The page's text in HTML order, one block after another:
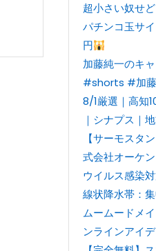
超小さい奴せ
パチンコ玉サ
円
加藤純一のキ
#shorts #加
8/1厳選｜高知
｜シナプス｜
【サーモスタ
式会社オーケ
ウイルス感染
線状降水帯：
ムームードメ
ンラインアイ